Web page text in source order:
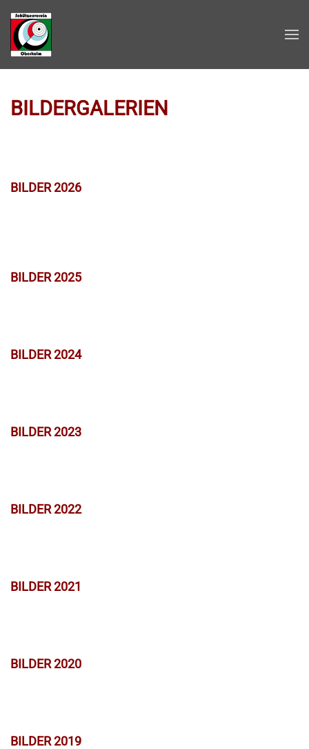
Zum Hauptinhalt springen
BILDERGALERIEN
BILDER 2026
BILDER 2025
BILDER 2024
BILDER 2023
BILDER 2022
BILDER 2021
BILDER 2020
BILDER 2019